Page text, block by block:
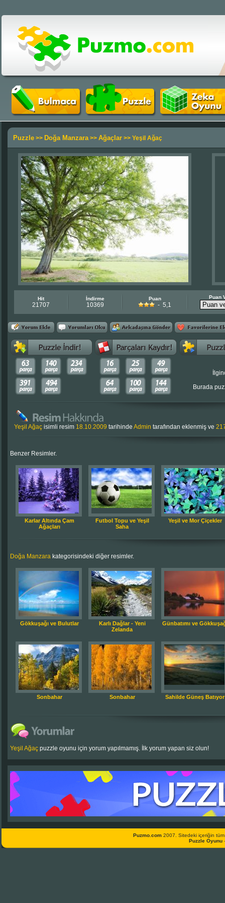
Puzzle >> Doğa Manzara>> Ağaçlar >> Yeşil Ağaç
Hit
21707
İndirme
10369
Puan
- 5,1
Puan
Burada
Yeşil Ağaç isimli resim 18.10.2009 tarihinde Admin tarafından eklenmiş ve
Benzer Resimler.
Karlar Altında Çam
Ağaçları
Futbol Topu ve Yeşil
Saha
Yeşil ve Mor Çiçekler
Doğa Manzara kategorisindeki diğer resimler.
Gökkuşağı ve Bulutlar
Karlı Dağlar - Yeni
Zelanda
Günbatımı ve
Sonbahar Sonbahar Sahilde Güneş Batıyor
Yeşil Ağaç puzzle oyunu için yorum yapılmamış. İlk yorum yapan siz olun!
Puzmo.com2007. Sitedeki içeriğin tüm
Puzzle Oyunu